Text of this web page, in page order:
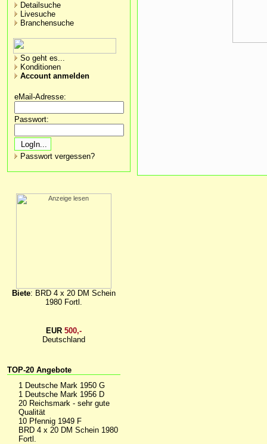
Detailsuche
Livesuche
Branchensuche
So geht es...
Konditionen
Account anmelden
eMail-Adresse:
Passwort:
Passwort vergessen?
Biete: BRD 4 x 20 DM Schein
1980 Fortl.
EUR 500,-
Deutschland
TOP-20 Angebote
1 Deutsche Mark 1950 G
1 Deutsche Mark 1956 D
20 Reichsmark - sehr gute
Qualität
10 Pfennig 1949 F
BRD 4 x 20 DM Schein 1980
Fortl.